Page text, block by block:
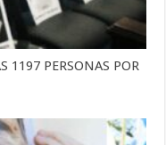
1197 PERSONAS POR